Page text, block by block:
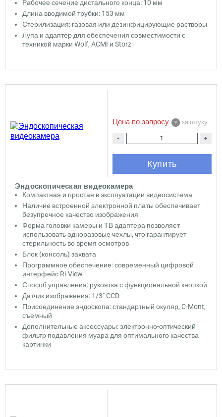
Рабочее сечение дистального конца: 10 мм
Длина вводимой трубки: 153 мм
Стерилизация: газовая или дезинфицирующие растворы
Лупа и адаптер для обеспечения совместимости с
техникой марки Wolf, ACMI и Storz
Эндоскопическая видеокамера
Компактная и простая в эксплуатации видеосистема
Наличие встроенной электронной платы обеспечивает
безупречное качество изображения
Форма головки камеры и ТВ адаптера позволяет
использовать одноразовые чехлы, что гарантирует
стерильность во время осмотров
Блок (консоль) захвата
Программное обеспечение: современный цифровой
интерфейс Ri-View
Способ управления: рукоятка с функциональной кнопкой
Датчик изображения: 1/3" CCD
Присоединение эндоскопа: стандартный окуляр, C-Mont,
съемный
Дополнительные аксессуары: электронно-оптический
фильтр подавления муара для оптимального качества
картинки
Цена по запросу за штуку
- +
Купить